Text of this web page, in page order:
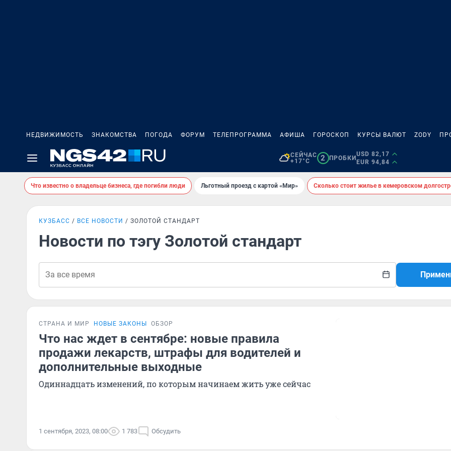
НЕДВИЖИМОСТЬ ЗНАКОМСТВА ПОГОДА ФОРУМ ТЕЛЕПРОГРАММА АФИША ГОРОСКОП КУРСЫ ВАЛЮТ ZODY
СЕЙЧАС
+17°C
2 ПРОБКИ
USD 82,17
EUR 94,84
Что известно о владельце бизнеса, где погибли люди Льготный проезд с картой «Мир» Сколько стоит жилье в кемеровском
КУЗБАСС ВСЕ НОВОСТИ ЗОЛОТОЙ СТАНДАРТ
Новости по тэгу Золотой стандарт
СТРАНА И МИР НОВЫЕ ЗАКОНЫ ОБЗОР
Что нас ждет в сентябре: новые правила
продажи лекарств, штрафы для водителей и
дополнительные выходные
Одиннадцать изменений, по которым начинаем жить уже сейчас
1 сентября, 2023, 08:00 1 783 Обсудить